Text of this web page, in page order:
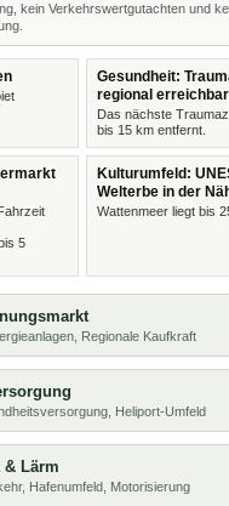
kein Verkehrswertgutachten und
Gesundheit:
regional erreichbar
Das nächste
bis 15 km entfernt.
5
Kulturumfeld:
Welterbe in der
Wattenmeer liegt bis
Regionale Kaufkraft
Heliport-Umfeld
& Lärm
Hafenumfeld, Motorisierung